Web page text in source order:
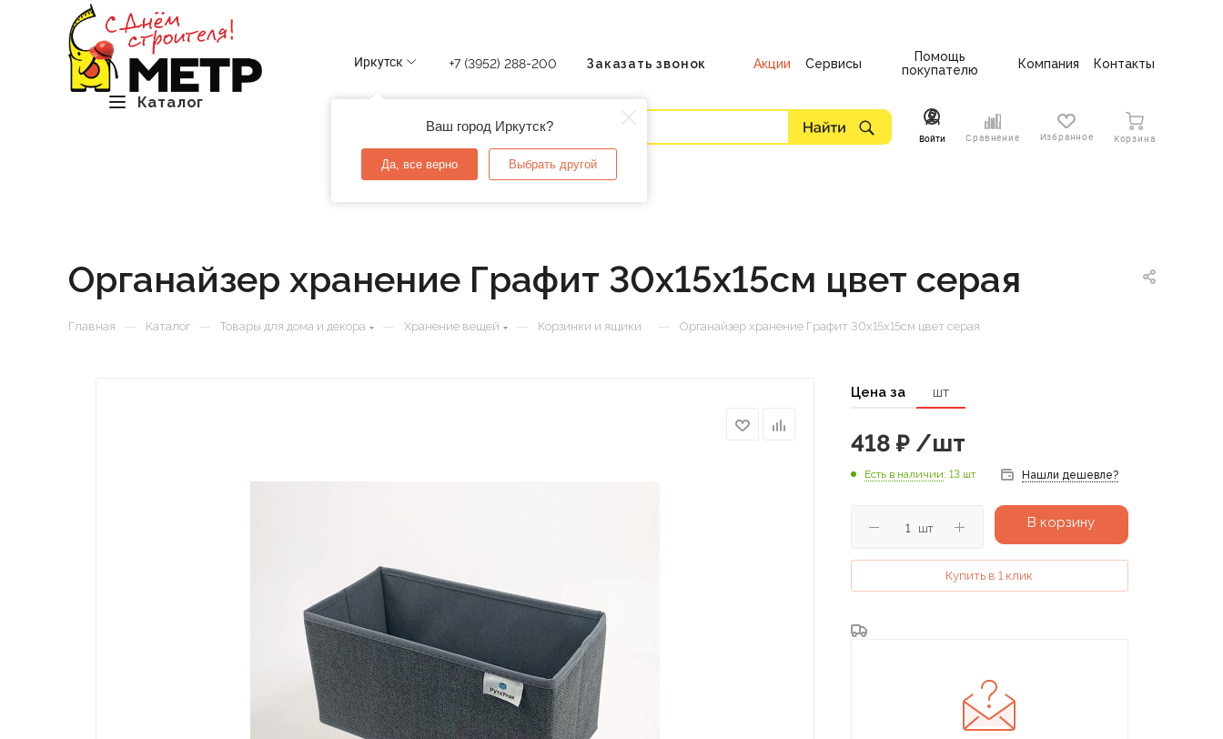
Каталог
Иркутск
Ваш город Иркутск?
Да, все верно Выбрать другой
+7 (3952) 288-200 Заказать звонок Акции Сервисы
Помощь
покупателю
Компания Контакты
Войти Сравнение Избранное Корзина
Органайзер хранение Графит 30х15х15см цвет серая
Главная — Каталог — Товары для дома и декора — Хранение вещей — Корзинки и ящики — Органайзер хранение Графит 30х15х15см цвет серая
Цена за шт
418 ₽/шт
Есть в наличии: 13 шт Нашли дешевле?
шт В корзину
Купить в 1 клик